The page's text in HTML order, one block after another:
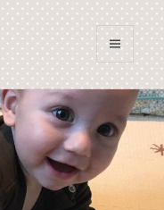
MENU
ET
WIDGETS